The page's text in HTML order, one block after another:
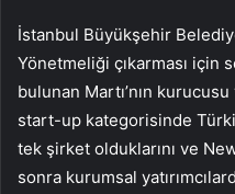
İstanbul Büyükşehir
Yönetmeliği çıkarması
bulunan Martı’nın
start-up kategorisinde
tek şirket olduklarını ve
sonra kurumsal